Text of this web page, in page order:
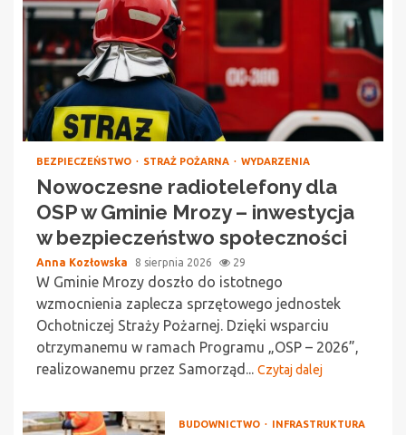
BEZPIECZEŃSTWO STRAŻ POŻARNA WYDARZENIA
Nowoczesne radiotelefony dla
OSP w Gminie Mrozy – inwestycja
w bezpieczeństwo społeczności
Anna Kozłowska 8 sierpnia 2026 29
W Gminie Mrozy doszło do istotnego
wzmocnienia zaplecza sprzętowego jednostek
Ochotniczej Straży Pożarnej. Dzięki wsparciu
otrzymanemu w ramach Programu „OSP – 2026”,
realizowanemu przez Samorząd... Czytaj dalej
BUDOWNICTWO INFRASTRUKTURA